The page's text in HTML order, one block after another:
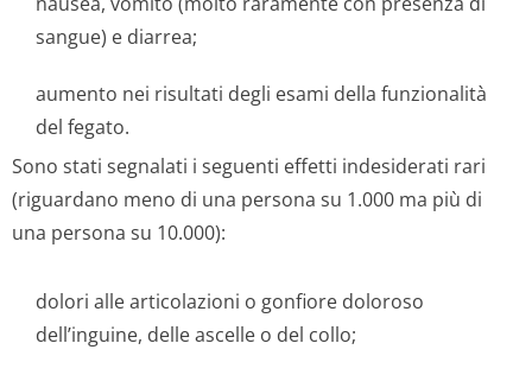
sangue) e diarrea;
aumento nei risultati degli esami della funzionalità
del fegato.
Sono stati segnalati i seguenti effetti indesiderati rari
(riguardano meno di una persona su 1.000 ma più di
una persona su 10.000):
dolori alle articolazioni o gonfiore doloroso
dell’inguine, delle ascelle o del collo;